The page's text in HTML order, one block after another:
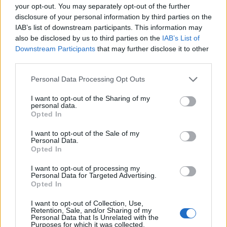
your opt-out. You may separately opt-out of the further
disclosure of your personal information by third parties on the
IAB’s list of downstream participants. This information may
also be disclosed by us to third parties on the IAB’s List of
Downstream Participants that may further disclose it to other
Personal Data Processing Opt Outs
I want to opt-out of the Sharing of my
personal data.
Opted In
I want to opt-out of the Sale of my
Personal Data.
Opted In
I want to opt-out of processing my
Personal Data for Targeted Advertising.
Opted In
I want to opt-out of Collection, Use,
Retention, Sale, and/or Sharing of my
Personal Data that Is Unrelated with the
Purposes for which it was collected.
DEIXA UNA RESPOSTA
Comentari:
Deseu el meu nom, el correu electrònic i el lloc web en
aquest navegador per a la propera vegada que comenti.